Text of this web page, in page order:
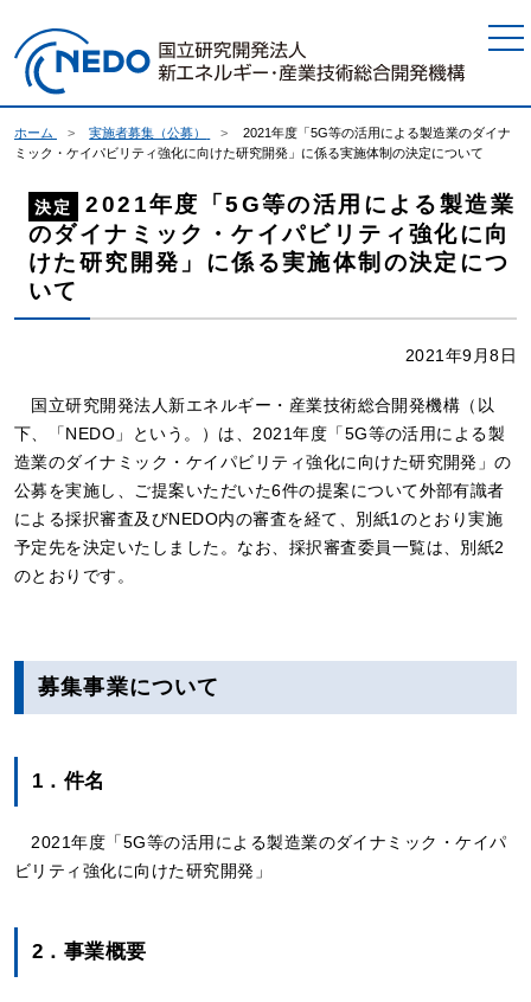
ホーム 実施者募集（公募）
2021年度「5G等の活用による製造業のダイナ
ミック・ケイパビリティ強化に向けた研究開発」に係る実施体制の決定について
決定
2021年度「5G等の活用による製造業
のダイナミック・ケイパビリティ強化に向
けた研究開発」に係る実施体制の決定につ
いて
2021年9月8日
国立研究開発法人新エネルギー・産業技術総合開発機構（以
下、「NEDO」という。）は、2021年度「5G等の活用による製
造業のダイナミック・ケイパビリティ強化に向けた研究開発」の
公募を実施し、ご提案いただいた6件の提案について外部有識者
による採択審査及びNEDO内の審査を経て、別紙1のとおり実施
予定先を決定いたしました。なお、採択審査委員一覧は、別紙2
のとおりです。
募集事業について
1．件名
2021年度「5G等の活用による製造業のダイナミック・ケイパ
ビリティ強化に向けた研究開発」
2．事業概要